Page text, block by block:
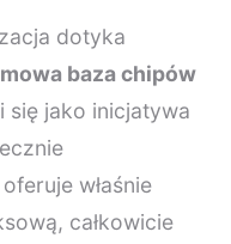
dotyka
baza chipów
się jako inicjatywa
właśnie
całkowicie